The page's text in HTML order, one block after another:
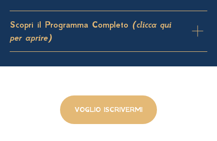
Scopri il Programma Completo (clicca qui
per aprire)
VOGLIO ISCRIVERMI